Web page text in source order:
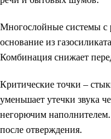
Многослойные системы с
основание из
Комбинация снижает
Критические точки –
уменьшает утечки звука
негорючим наполнителем.
после отверждения.